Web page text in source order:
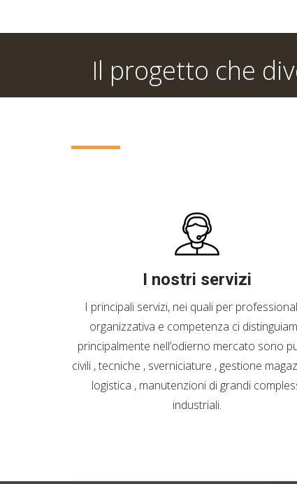
Il progetto che
I nostri servizi
I principali servizi, nei quali per
organizzativa e competenza ci
principalmente nell’odierno mercato sono
civili , tecniche , sverniciature , gestione
logistica , manutenzioni di grandi
industriali.